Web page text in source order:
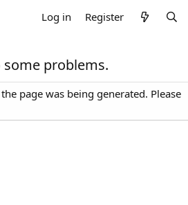
Log in Register
some problems.
page was being generated. Please